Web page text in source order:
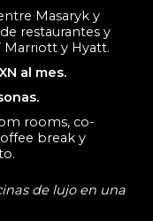
Masaryk y
restaurantes y
Marriott y Hyatt.
al mes.
rooms, co-
break y
de lujo en una